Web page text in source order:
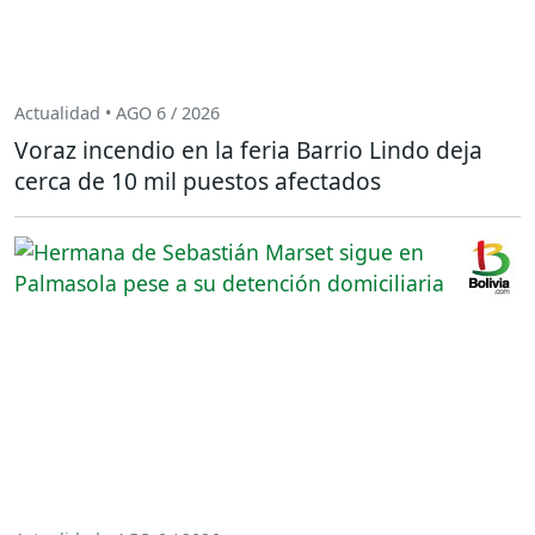
Actualidad • AGO 6 / 2026
Voraz incendio en la feria Barrio Lindo deja
cerca de 10 mil puestos afectados